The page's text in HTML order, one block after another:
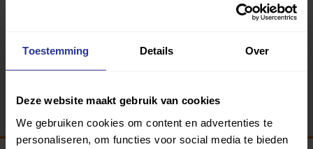
Toestemming Details Over
Deze website maakt gebruik van cookies
We gebruiken cookies om content en advertenties te
personaliseren, om functies voor social media te bieden